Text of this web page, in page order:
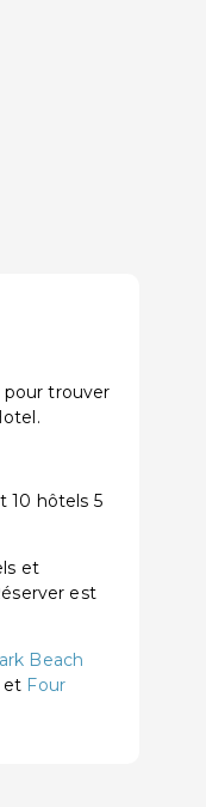
pour trouver
10 hôtels 5
et
est
Beach
et Four